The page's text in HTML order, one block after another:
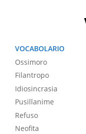
VOCABOLARIO
Ossimoro
Filantropo
Idiosincrasia
Pusillanime
Refuso
Neofita